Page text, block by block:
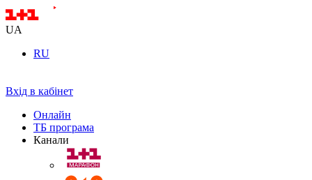
UA
RU
Вхід в кабінет
Онлайн
ТБ програма
Канали